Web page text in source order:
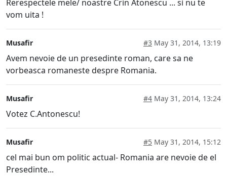
Rerespectele mele/ noastre Crin Atonescu ... si nu te
vom uita !
Musafir #3 May 31, 2014, 13:19
Avem nevoie de un presedinte roman, care sa ne
vorbeasca romaneste despre Romania.
Musafir #4 May 31, 2014, 13:24
Votez C.Antonescu!
Musafir #5 May 31, 2014, 15:12
cel mai bun om politic actual- Romania are nevoie de el
Presedinte...